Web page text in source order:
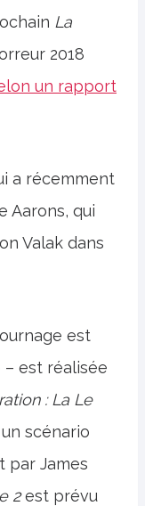
La
2018
un rapport
a récemment
Aarons, qui
Valak dans
est
est réalisée
: La Le
un scénario
par James
2est prévu